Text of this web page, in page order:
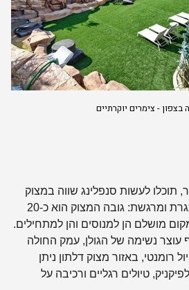
בצפון - צימרים יוקרתיים
תוכלו לעשות סנפלינג שווה במצוק
דלתון, שכולל ירידה מאתגרת ומרגשת: גובה המצוק הוא כ-20
מושלם הן למנוסים והן למתחילים.
עוצר נשימה של הגולן, עמק החולה
רומנטי, באזור מצוק דלתון ניתן
טיולים רגליים ורכיבה על